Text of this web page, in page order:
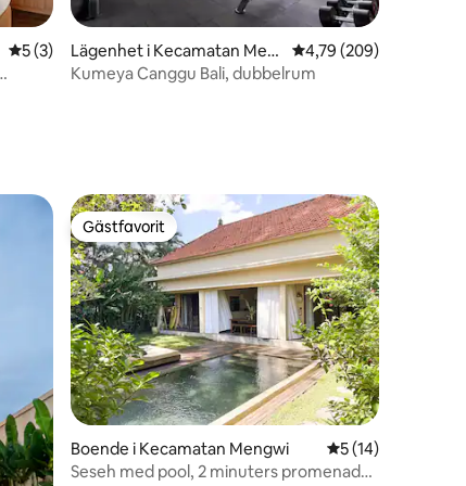
5 av 5 i genomsnittligt betyg, 3 omdömen
5 (3)
Lägenhet i Kecamatan Men
gwi
4,79 av 5 i
4,79 (209)
Kumeya Canggu Bali, dubbelrum
Gästfavorit
Gästfavorit
Boende i Kecamatan Mengwi 5 av 5 i
5 (14)
Seseh med pool, 2 minuters promenad